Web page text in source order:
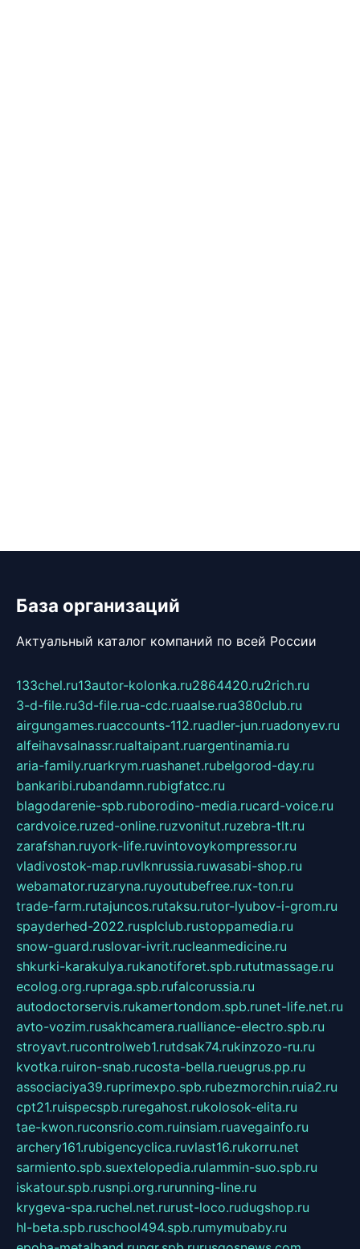
База организаций
Актуальный каталог компаний по всей России
133chel.ru13autor-kolonka.ru2864420.ru2rich.ru
3-d-file.ru3d-file.rua-cdc.ruaalse.rua380club.ru
airgungames.ruaccounts-112.ruadler-jun.ruadonyev.ru
alfeihavsalnassr.rualtaipant.ruargentinamia.ru
aria-family.ruarkrym.ruashanet.rubelgorod-day.ru
bankaribi.rubandamn.rubigfatcc.ru
blagodarenie-spb.ruborodino-media.rucard-voice.ru
cardvoice.ruzed-online.ruzvonitut.ruzebra-tlt.ru
zarafshan.ruyork-life.ruvintovoykompressor.ru
vladivostok-map.ruvlknrussia.ruwasabi-shop.ru
webamator.ruzaryna.ruyoutubefree.rux-ton.ru
trade-farm.rutajuncos.rutaksu.rutor-lyubov-i-grom.ru
spayderhed-2022.rusplclub.rustoppamedia.ru
snow-guard.ruslovar-ivrit.rucleanmedicine.ru
shkurki-karakulya.rukanotiforet.spb.rututmassage.ru
ecolog.org.rupraga.spb.rufalcorussia.ru
autodoctorservis.rukamertondom.spb.runet-life.net.ru
avto-vozim.rusakhcamera.rualliance-electro.spb.ru
stroyavt.rucontrolweb1.rutdsak74.rukinzozo-ru.ru
kvotka.ruiron-snab.rucosta-bella.rueugrus.pp.ru
associaciya39.ruprimexpo.spb.rubezmorchin.ruia2.ru
cpt21.ruispecspb.ruregahost.rukolosok-elita.ru
tae-kwon.ruconsrio.com.ruinsiam.ruavegainfo.ru
archery161.rubigencyclica.ruvlast16.rukorru.net
sarmiento.spb.suextelopedia.rulammin-suo.spb.ru
iskatour.spb.rusnpi.org.rurunning-line.ru
krygeva-spa.ruchel.net.rurust-loco.rudugshop.ru
hl-beta.spb.ruschool494.spb.rumymubaby.ru